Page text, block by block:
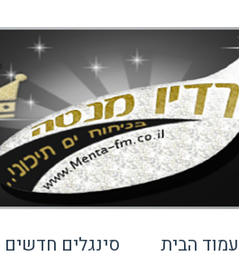
עמוד הבית סינגלים חדשים